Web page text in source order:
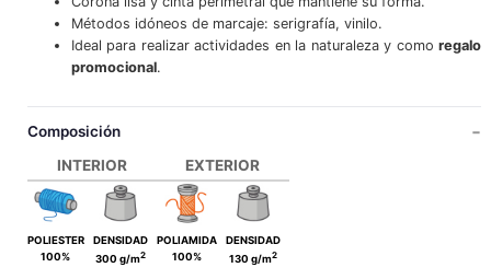
Métodos idóneos de marcaje: serigrafía, vinilo.
Ideal para realizar actividades en la naturaleza y comoregalo
promocional.
Composición
INTERIOR
POLIESTER
100%
DENSIDAD
300 g/m2
EXTERIOR
POLIAMIDA
100%
DENSIDAD
130 g/m2